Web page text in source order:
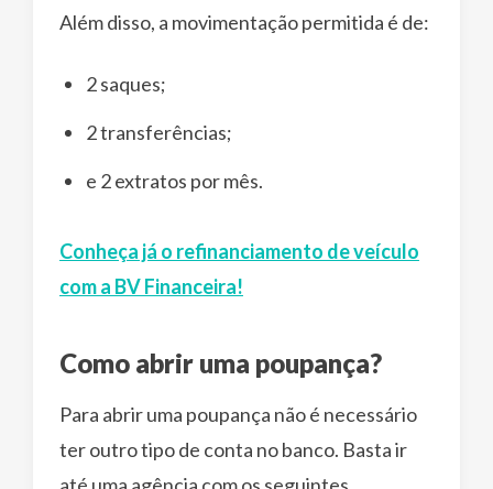
Além disso, a movimentação permitida é de:
2 saques;
2 transferências;
e 2 extratos por mês.
Conheça já o refinanciamento de veículo
com a BV Financeira!
Como abrir uma poupança?
Para abrir uma poupança não é necessário
ter outro tipo de conta no banco. Basta ir